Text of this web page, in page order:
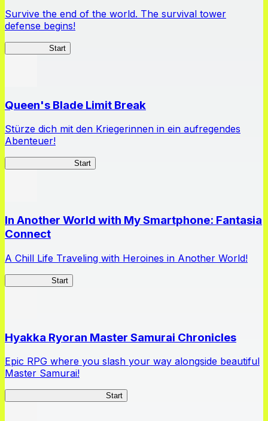
Survive the end of the world. The survival tower
defense begins!
Start
Queen's Blade Limit Break
Stürze dich mit den Kriegerinnen in ein aufregendes
Abenteuer!
Start
In Another World with My Smartphone: Fantasia
Connect
A Chill Life Traveling with Heroines in Another World!
Start
Hyakka Ryoran Master Samurai Chronicles
Epic RPG where you slash your way alongside beautiful
Master Samurai!
Start